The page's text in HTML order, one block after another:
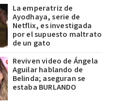
La emperatriz de
Ayodhaya, serie de
Netflix, es investigada
por el supuesto maltrato
de un gato
Reviven video de Ángela
Aguilar hablando de
Belinda; aseguran se
estaba BURLANDO